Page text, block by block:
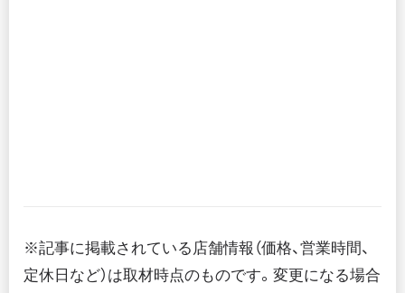
※記事に掲載されている店舗情報（価格、営業時間、
定休日など）は取材時点のものです。変更になる場合